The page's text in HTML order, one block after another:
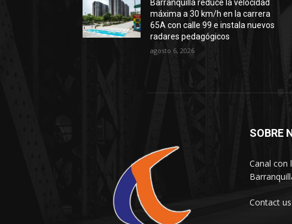
Barranquilla reduce la velocidad
máxima a 30 km/h en la carrera
65A con calle 99 e instala nuevos
radares pedagógicos
agosto 6, 2026
SOBRE
Canal con
Contact us: